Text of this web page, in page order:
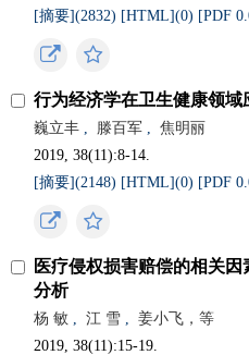
[摘要](2832) [HTML](0) [PDF
行为经济学在卫生健康领域
巍立丰 , 滕百军 ,
焦明丽
2019, 38(11):8-14.
[摘要](2148) [HTML](0) [PDF
医疗侵权损害赔偿的相关
分析
杨 敏 , 江 雪 ,
姜小飞，等
2019, 38(11):15-19.